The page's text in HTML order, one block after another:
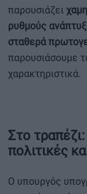
παρουσιάζει
ρυθμούς
σταθερά
παρουσιάσουμε
χαρακτηριστικά.
Στο
πολιτικές
Ο υπουργός